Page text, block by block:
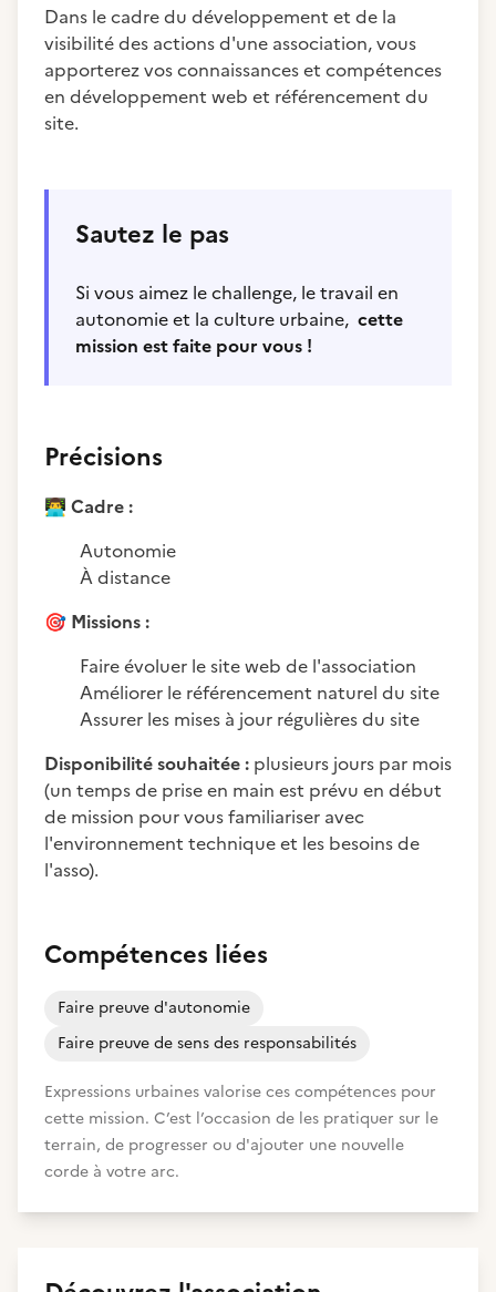
Dans le cadre du développement et de la
visibilité des actions d'une association, vous
apporterez vos connaissances et compétences
en développement web et référencement du
site.
Sautez le pas
Si vous aimez le challenge, le travail en
autonomie et la culture urbaine, cette
mission est faite pour vous !
Précisions
👨‍💻 Cadre :
Autonomie
À distance
🎯 Missions :
Faire évoluer le site web de l'association
Améliorer le référencement naturel du site
Assurer les mises à jour régulières du site
Disponibilité souhaitée : plusieurs jours par mois
(un temps de prise en main est prévu en début
de mission pour vous familiariser avec
l'environnement technique et les besoins de
l'asso).
Compétences liées
Faire preuve d'autonomie
Faire preuve de sens des responsabilités
Expressions urbaines valorise ces compétences pour
cette mission. C’est l’occasion de les pratiquer sur le
terrain, de progresser ou d'ajouter une nouvelle
corde à votre arc.